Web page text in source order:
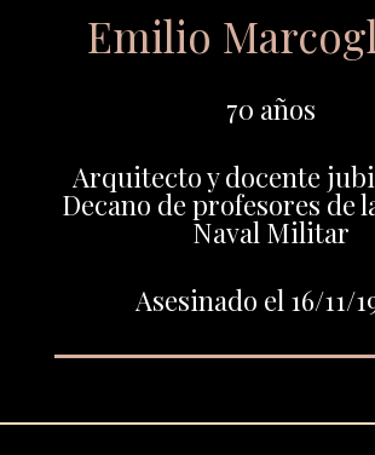
Emilio
70 años
Arquitecto y docente
Decano de profesores de
Naval Militar
Asesinado el 16/11/